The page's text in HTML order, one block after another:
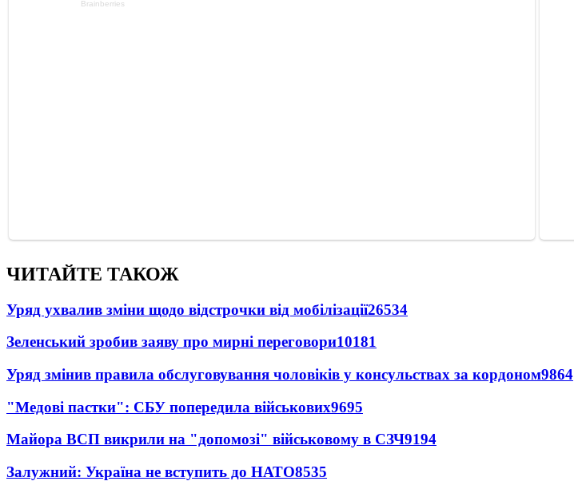
ЧИТАЙТЕ ТАКОЖ
Уряд ухвалив зміни щодо відстрочки від мобілізації26534
Зеленський зробив заяву про мирні переговори10181
Уряд змінив правила обслуговування чоловіків у консульствах за кордоном9864
"Медові пастки": СБУ попередила військових9695
Майора ВСП викрили на "допомозі" військовому в СЗЧ9194
Залужний: Україна не вступить до НАТО8535